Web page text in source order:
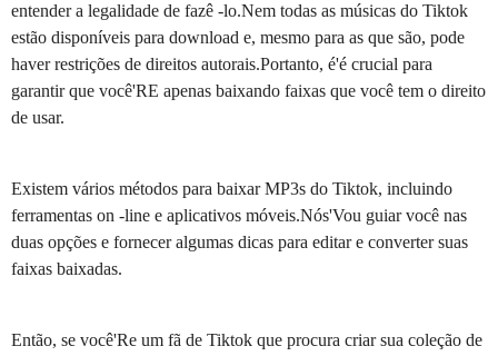
entender a legalidade de fazê -lo.Nem todas as músicas do Tiktok
estão disponíveis para download e, mesmo para as que são, pode
haver restrições de direitos autorais.Portanto, é'é crucial para
garantir que você'RE apenas baixando faixas que você tem o direito
de usar.
Existem vários métodos para baixar MP3s do Tiktok, incluindo
ferramentas on -line e aplicativos móveis.Nós'Vou guiar você nas
duas opções e fornecer algumas dicas para editar e converter suas
faixas baixadas.
Então, se você'Re um fã de Tiktok que procura criar sua coleção de